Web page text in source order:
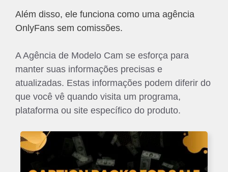
Além disso, ele funciona como uma agência
OnlyFans sem comissões.
A Agência de Modelo Cam se esforça para
manter suas informações precisas e
atualizadas. Estas informações podem diferir do
que você vê quando visita um programa,
plataforma ou site específico do produto.